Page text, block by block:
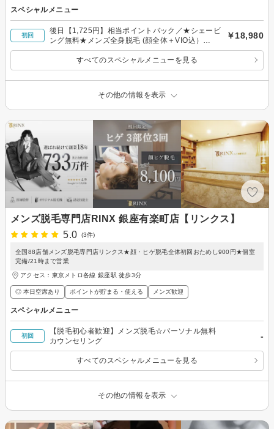
スペシャルメニュー
初回
後日【1,725円】相当ポイントバック／★シェービ
ング無料★メンズ全身脱毛 (顔全体＋VIO込）
18980円
￥18,980
すべてのスペシャルメニューを見る
その他の情報を表示
メンズ脱毛専門店RINX 銀座有楽町店【リンクス】
5.0
(3件)
全国88店舗メンズ脱毛専門店リンクス★顔・ヒゲ脱毛全体初回おためし900円★個室
完備/21時まで営業
アクセス：東京メトロ各線 銀座駅 徒歩3分
◎ 本日空席あり ポイントが貯まる・使える メンズ歓迎
スペシャルメニュー
初回
【脱毛初心者歓迎】メンズ脱毛☆パーソナル無料
カウンセリング
-
すべてのスペシャルメニューを見る
その他の情報を表示